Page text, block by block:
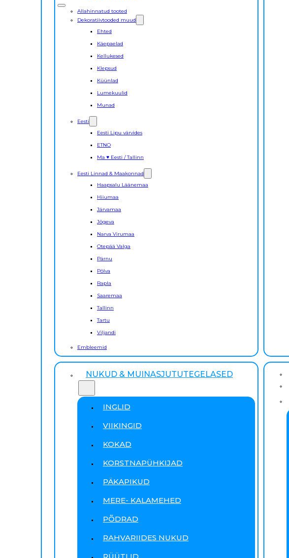
Allahinnatud tooted
Dekoratiivtooded muud
Ehted
Käepaelad
Kellukesed
Klepsud
Küünlad
Lumekuulid
Munad
Eesti
Eesti Lipu värvides
ETNO
Ma ♥ Eesti / Tallinn
Eesti Linnad & Maakonnad
Haapsalu Läänemaa
Hiiumaa
Järvamaa
Jõgeva
Narva Virumaa
Otepää Valga
Pärnu
Põlva
Rapla
Saaremaa
Tallinn
Tartu
Viljandi
Embleemid
NUKUD & MUINASJUTUTEGELASED
INGLID
VIIKINGID
KOKAD
KORSTNAPÜHKIJAD
PÄKAPIKUD
MERE- KALAMEHED
PÕDRAD
RAHVARIIDES NUKUD